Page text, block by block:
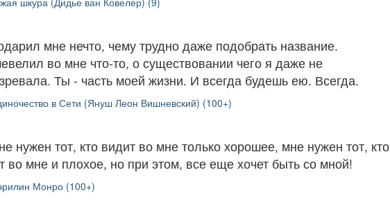
мне нечто, чему трудно даже подобрать название.
во мне что-то, о существовании чего я даже не
Ты - часть моей жизни. И всегда будешь ею. Всегда.
в Сети (Януш Леон Вишневский) (100+)
нужен тот, кто видит во мне только хорошее, мне нужен тот, кто
во мне и плохое, но при этом, все еще хочет быть со мной!
Монро (100+)